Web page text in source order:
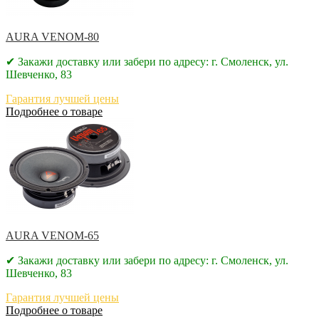
AURA VENOM-80
✔ Закажи доставку или забери по адресу: г. Смоленск, ул.
Шевченко, 83
Гарантия лучшей цены
Подробнее о товаре
AURA VENOM-65
✔ Закажи доставку или забери по адресу: г. Смоленск, ул.
Шевченко, 83
Гарантия лучшей цены
Подробнее о товаре